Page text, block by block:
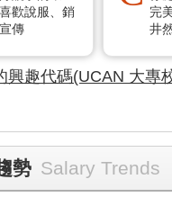
歡說服、銷
傳
完
井
興趣代碼(UCAN 大專
勢